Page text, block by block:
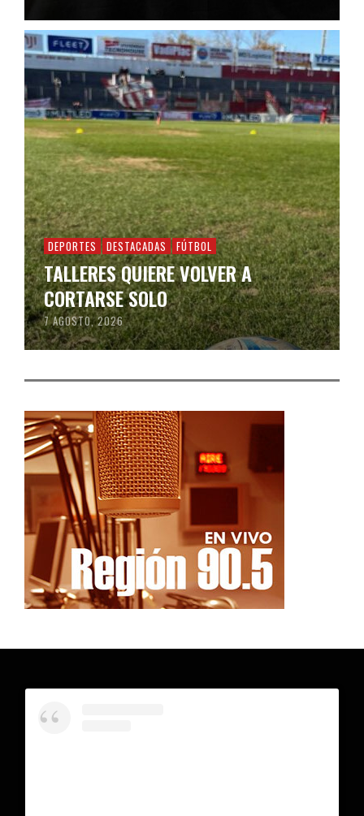
DEPORTES DESTACADAS FÚTBOL
TALLERES QUIERE VOLVER A
CORTARSE SOLO
7 AGOSTO, 2026